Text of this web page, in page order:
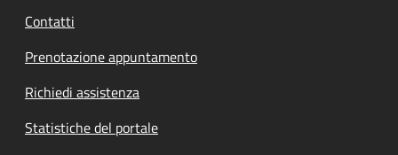
Contatti
Prenotazione appuntamento
Richiedi assistenza
Statistiche del portale